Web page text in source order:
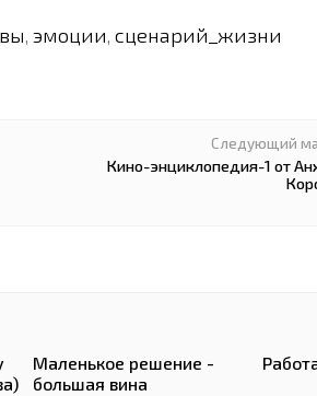
, эмоции, сценарий_жизни
Следующий
Кино-энциклопедия-1 от
Маленькое решение -
большая вина